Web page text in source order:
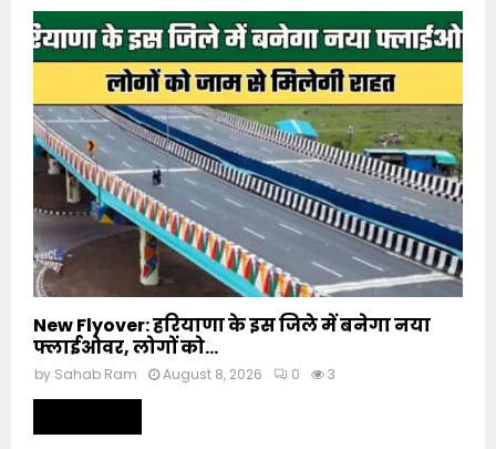
New Flyover: हरियाणा के इस जिले में बनेगा नया
फ्लाईओवर, लोगों को...
by Sahab Ram August 8, 2026 0 3